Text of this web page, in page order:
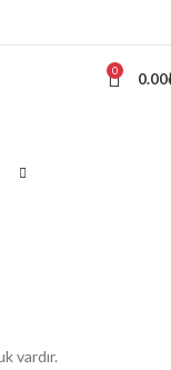
0 0.00
vardır.